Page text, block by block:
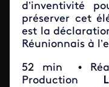
d’inventivité
préserver cet
est la
Réunionnais à
52 min •
Production